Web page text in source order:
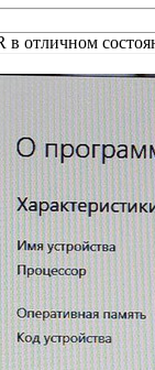
отличном